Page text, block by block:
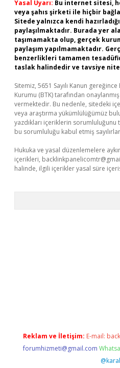
Yasal Uyarı: Bu internet sitesi,
veya şahıs şirketi ile hiçbir
Sitede yalnızca kendi
paylaşılmaktadır. Burada yer
taşımamakta olup, gerçek
paylaşım yapılmamaktadır.
benzerlikleri tamamen
taslak halindedir ve tavsiye
Sitemiz, 5651 Sayılı Kanun
Kurumu (BTK) tarafından
vermektedir. Bu nedenle, sitedeki
veya araştırma yükümlülüğümüz
yazdıkları içeriklerin
bu sorumluluğu kabul etmiş
Hukuka ve yasal düzenlemelere
içerikleri,
halinde, ilgili içerikler yasal süre
Reklam ve İletişim: E-mail:
forumhizmeti@gmail.com